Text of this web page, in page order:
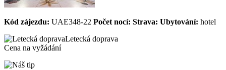
Kód zájezdu: UAE348-22 Počet nocí: Strava: Ubytování: hotel
Letecká doprava
Cena na vyžádání